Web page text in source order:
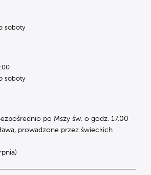
soboty
soboty
po Mszy św. o godz. 17.00
prowadzone przez świeckich